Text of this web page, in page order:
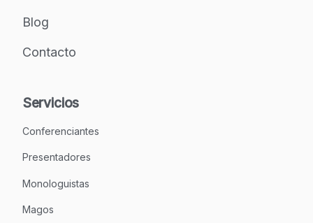
Blog
Contacto
Servicios
Conferenciantes
Presentadores
Monologuistas
Magos